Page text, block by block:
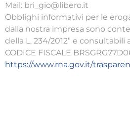
Mail: bri_gio@libero.it
Obblighi informativi per le
dalla nostra impresa sono
della L. 234/2012” e
CODICE FISCALE
https://www.rna.gov.it/